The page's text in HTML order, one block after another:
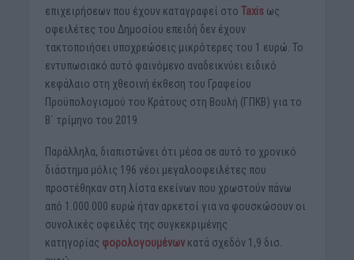
επιχειρήσεων που έχουν καταγραφεί στο Taxisως
οφειλέτες του Δημοσίου επειδή δεν έχουν
τακτοποιήσει υποχρεώσεις μικρότερες του 1 ευρώ. Το
εντυπωσιακό αυτό φαινόμενο αναδεικνύει ειδικό
κεφάλαιο στη χθεσινή έκθεση του Γραφείου
Προϋπολογισμού του Κράτους στη Βουλή (ΓΠΚΒ) για το
Β΄ τρίμηνο του 2019.
Παράλληλα, διαπιστώνει ότι μέσα σε αυτό το χρονικό
διάστημα μόλις 196 νέοι μεγαλοοφειλέτες που
προστέθηκαν στη λίστα εκείνων που χρωστούν πάνω
από 1.000.000 ευρώ ήταν αρκετοί για να φουσκώσουν οι
συνολικές οφειλές της συγκεκριμένης
κατηγορίας φορολογουμένωνκατά σχεδόν 1,9 δισ.